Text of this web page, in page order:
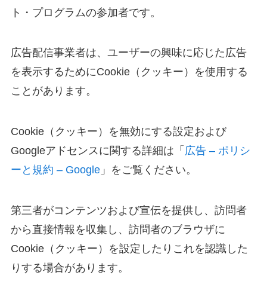
ト・プログラムの参加者です。
広告配信事業者は、ユーザーの興味に応じた広告
を表示するためにCookie（クッキー）を使用する
ことがあります。
Cookie（クッキー）を無効にする設定および
Googleアドセンスに関する詳細は「 広告 – ポリシ
ーと規約 – Google」をご覧ください。
第三者がコンテンツおよび宣伝を提供し、訪問者
から直接情報を収集し、訪問者のブラウザに
Cookie（クッキー）を設定したりこれを認識した
りする場合があります。